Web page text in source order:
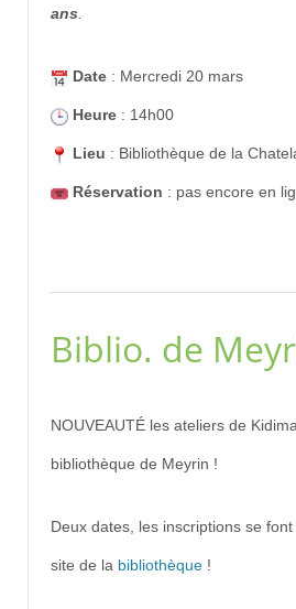
ans
Date : Mercredi 20 mars
Heure : 14h00
Lieu : Bibliothèque de la
Réservation : pas encore en
Biblio. de
NOUVEAUTÉ les ateliers de
bibliothèque de Meyrin !
Deux dates, les inscriptions se
site de la bibliothèque !